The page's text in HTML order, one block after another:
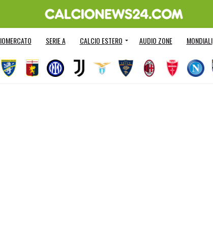
SERIE A CALCIO ESTERO AUDIO ZONE MONDIALI